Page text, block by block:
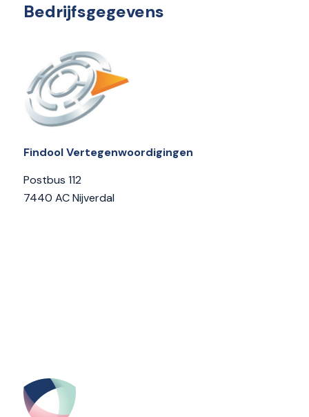
Bedrijfsgegevens
Findool Vertegenwoordigingen
Postbus 112
7440 AC Nijverdal